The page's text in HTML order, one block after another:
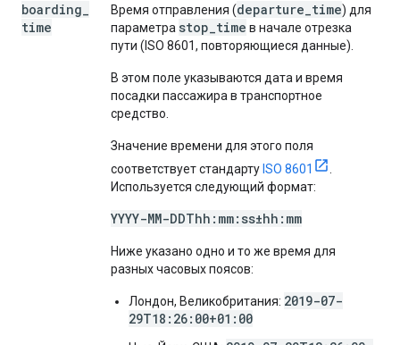
boarding
time
Время отправления (departure_time) для
параметра stop_time в начале отрезка
пути (ISO 8601, повторяющиеся данные).
В этом поле указываются дата и время
посадки пассажира в транспортное
средство.
Значение времени для этого поля
соответствует стандарту ISO 8601
Используется следующий формат:
YYYY-MM-DDThh:mm:ss±hh:mm
Ниже указано одно и то же время для
разных часовых поясов:
Лондон, Великобритания: 2019-07-
29T18:26:00+01:00